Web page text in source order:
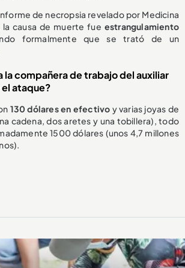
de necropsia revelado por Medicina
causa de muerte fue estrangulamiento
formalmente que se trató de un
la compañera de trabajo del auxiliar
ataque?
130 dólares en efectivo y varias joyas de
cadena, dos aretes y una tobillera), todo
1500 dólares (unos 4,7 millones